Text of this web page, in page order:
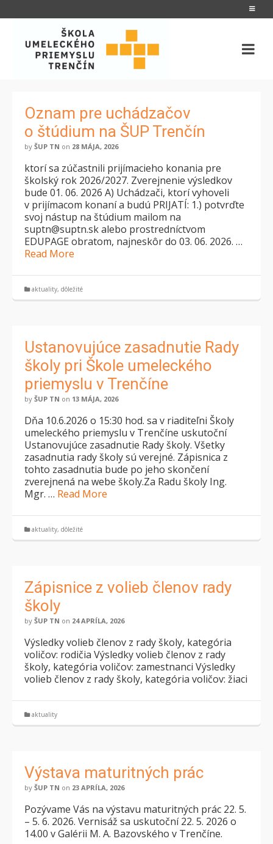
Oznam pre uchádzačov
o štúdium na ŠUP Trenčín
by ŠUP TN on 28 MÁJA, 2026
ktorí sa zúčastnili prijímacieho konania pre
školský rok 2026/2027. Zverejnenie výsledkov
bude 01. 06. 2026 A) Uchádzači, ktorí vyhoveli
v prijímacom konaní a budú PRIJATÍ: 1.) potvrďte
svoj nástup na štúdium mailom na
suptn@suptn.sk alebo prostredníctvom
EDUPAGE obratom, najneskôr do 03. 06. 2026. …
Read More
aktuality, dôležité
Ustanovujúce zasadnutie Rady
školy pri Škole umeleckého
priemyslu v Trenčíne
by ŠUP TN on 13 MÁJA, 2026
Dňa 10.6.2026 o 15:30 hod. sa v riaditeľni Školy
umeleckého priemyslu v Trenčíne uskutoční
Ustanovujúce zasadnutie Rady školy. Všetky
zasadnutia rady školy sú verejné. Zápisnica z
tohto zasadnutia bude po jeho skončení
zverejnená na webe školy.Za Radu školy Ing.
Mgr. … Read More
aktuality, dôležité
Zápisnice z volieb členov rady
školy
by ŠUP TN on 24 APRÍLA, 2026
Výsledky volieb členov z rady školy, kategória
voličov: rodičia Výsledky volieb členov z rady
školy, kategória voličov: zamestnanci Výsledky
volieb členov z rady školy, kategória voličov: žiaci
aktuality
Výstava maturitných prác
by ŠUP TN on 23 APRÍLA, 2026
Pozývame Vás na výstavu maturitných prác 22. 5.
– 5. 6. 2026. Vernisáž sa uskutoční 22. 5. 2026 o
14.00 v Galérii M. A. Bazovského v Trenčíne.